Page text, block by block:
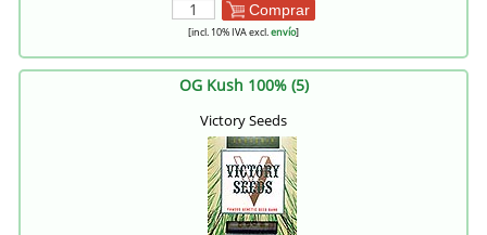
Comprar
[incl. 10% IVA excl.envío]
OG Kush 100% (5)
Victory Seeds